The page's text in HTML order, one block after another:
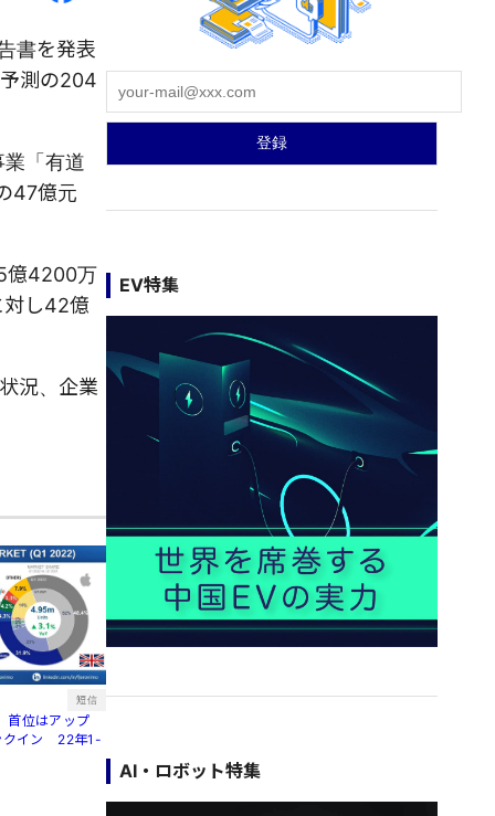
書を発表
測の204
「有道
47億元
億4200万
対し42億
況、企業
短信
首位はアップ
クイン 22年1-
EV特集
AI・ロボット特集